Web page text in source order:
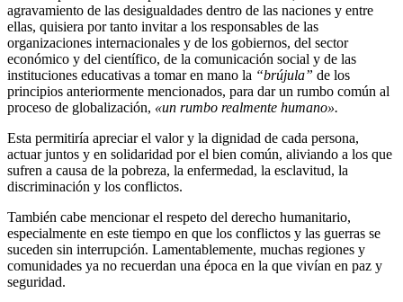
agravamiento de las desigualdades dentro de las naciones y entre
ellas, quisiera por tanto invitar a los responsables de las
organizaciones internacionales y de los gobiernos, del sector
económico y del científico, de la comunicación social y de las
instituciones educativas a tomar en mano la “brújula” de los
principios anteriormente mencionados, para dar un rumbo común al
proceso de globalización, «un rumbo realmente humano».
Esta permitiría apreciar el valor y la dignidad de cada persona,
actuar juntos y en solidaridad por el bien común, aliviando a los que
sufren a causa de la pobreza, la enfermedad, la esclavitud, la
discriminación y los conflictos.
También cabe mencionar el respeto del derecho humanitario,
especialmente en este tiempo en que los conflictos y las guerras se
suceden sin interrupción. Lamentablemente, muchas regiones y
comunidades ya no recuerdan una época en la que vivían en paz y
seguridad.